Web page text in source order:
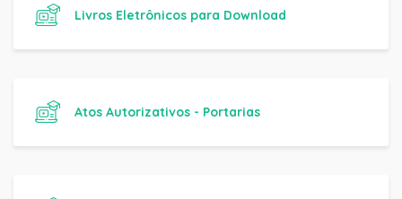
Livros Eletrônicos para Download
Atos Autorizativos - Portarias